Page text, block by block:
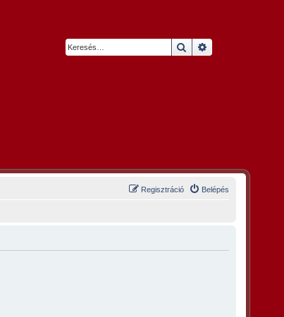
Keresés
Belépés
Regisztráció